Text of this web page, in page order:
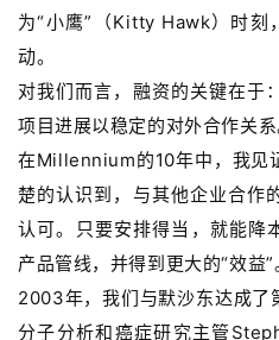
为“小鹰”（Kitty Hawk）时刻
动。
对我们而言，融资的关键在于
项目进展以稳定的对外合作关系
在Millennium的10年中，我见
楚的认识到，与其他企业合作
认可。只要安排得当，就能降
产品管线，并得到更大的“效益”
2003年，我们与默沙东达成了
分子分析和癌症研究主管